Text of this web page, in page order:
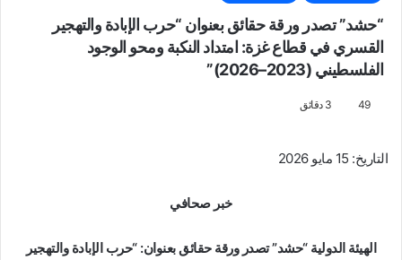
“حشد” تصدر ورقة حقائق بعنوان “حرب الإبادة والتهجير
القسري في قطاع غزة: امتداد النكبة ومحو الوجود
الفلسطيني (2023–2026)”
49
التاريخ: 15 مايو 2026
خبر صحافي
الهيئة الدولية “حشد” تصدر ورقة حقائق بعنوان: “حرب الإبادة والتهجير